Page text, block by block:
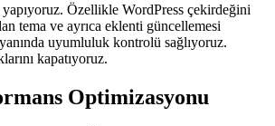
Özellikle WordPress çekirdeğini
tema ve ayrıca eklenti güncellemesi
uyumluluk kontrolü sağlıyoruz.
kapatıyoruz.
Optimizasyonu